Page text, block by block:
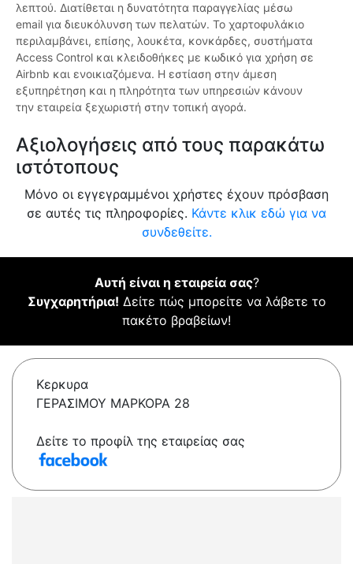
λεπτού. Διατίθεται η δυνατότητα παραγγελίας μέσω
email για διευκόλυνση των πελατών. Το χαρτοφυλάκιο
περιλαμβάνει, επίσης, λουκέτα, κονκάρδες, συστήματα
Access Control και κλειδοθήκες με κωδικό για χρήση σε
Airbnb και ενοικιαζόμενα. Η εστίαση στην άμεση
εξυπηρέτηση και η πληρότητα των υπηρεσιών κάνουν
την εταιρεία ξεχωριστή στην τοπική αγορά.
Αξιολογήσεις από τους παρακάτω
ιστότοπους
Μόνο οι εγγεγραμμένοι χρήστες έχουν πρόσβαση
σε αυτές τις πληροφορίες. Κάντε κλικ εδώ για να
συνδεθείτε.
Αυτή είναι η εταιρεία σας?
Συγχαρητήρια! Δείτε πώς μπορείτε να λάβετε το
πακέτο βραβείων!
Κερκυρα
ΓΕΡΑΣΙΜΟΥ ΜΑΡΚΟΡΑ 28
Δείτε το προφίλ της εταιρείας σας